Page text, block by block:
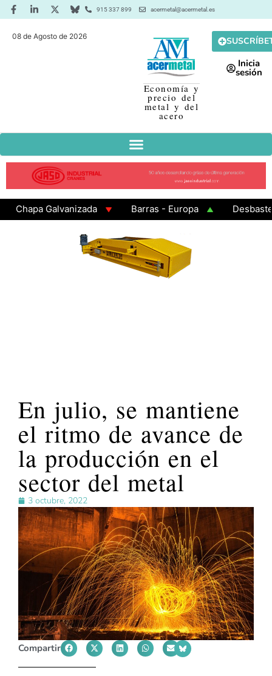
915 337 899 acermetal@acermetal.es
08 de Agosto de 2026
Economía y
precio del
metal y del
acero
Inicia
sesión
Galvanizada Barras - Europa
Desbaste -
En julio, se mantiene
el ritmo de avance de
la producción en el
sector del metal
3 octubre, 2022
Compartir